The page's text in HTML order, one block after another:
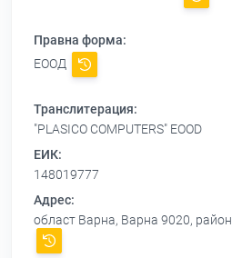
Правна форма:
ЕООД
Транслитерация:
"PLASICO COMPUTERS" EOOD
ЕИК:
148019777
Адрес:
област Варна, Варна 9020,